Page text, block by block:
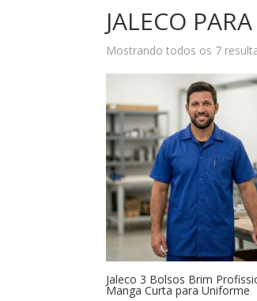
JALECO
Mostrando todos os 7
Jaleco 3 Bolsos Brim
Manga Curta para Uniforme